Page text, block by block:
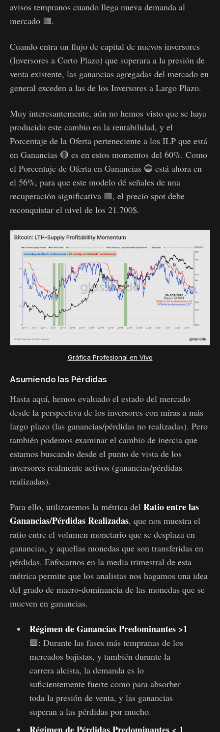
avisos tempranos cuando llega nueva demanda al
mercado 🟩.
Cuando entra un flujo de capital de nuevos inversores
(Inversores a Corto Plazo) que superara a la presión de
venta existente, las ganancias agregadas del mercado en
general exceden a las de los Inversores a Largo Plazo.
Muy interesantemente, aún no hemos visto que se haya
producido este cambio en la rentabilidad, y el
Porcentaje de la Oferta perteneciente a los ILP que está
en Ganancias 🔴 es en estos momentos del 60%. Como
el Porcentaje de Oferta en Ganancias 🔵 está ahora en
el 56%, para que este modelo dé señales de una
recuperación significativa 🟩, el precio spot debe
reconquistar el nivel de los 21.700$.
Gráfica Profesional en Vivo
Asumiendo las Pérdidas
Hasta aquí, hemos evaluado el estado del mercado
desde la perspectiva de los inversores con miras a más
largo plazo (las ganancias/pérdidas no realizadas). Pero
también podemos examinar el cambio de inercia que
estamos buscando desde el punto de vista de los
inversores realmente activos (ganancias/pérdidas
realizadas).
Para ello, utilizaremos la métrica del Ratio entre las
Ganancias/Pérdidas Realizadas, que nos muestra el
ratio entre el volumen monetario que se desplaza en
ganancias, y aquellas monedas que son transferidas en
pérdidas. Enfocarnos en la media trimestral de esta
métrica permite que los analistas nos hagamos una idea
del grado de macro-dominancia de las monedas que se
mueven en ganancias.
Régimen de Ganancias Predominantes >1
🟩: Durante las fases más tempranas de los
mercados bajistas, y también durante la
carrera alcista, la demanda es lo
suficientemente fuerte como para absorber
toda la presión de venta, y las ganancias
superan a las pérdidas por mucho.